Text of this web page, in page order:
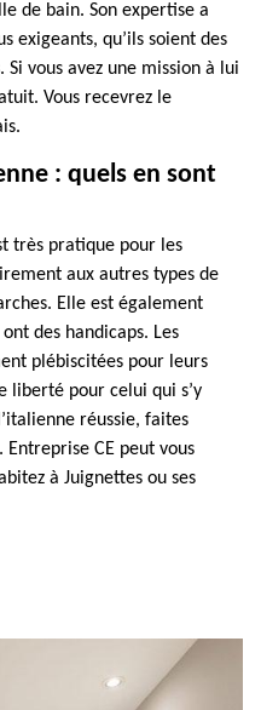
de bain. Son expertise a
exigeants, qu’ils soient des
vous avez une mission à lui
Vous recevrez le
: quels en sont
très pratique pour les
aux autres types de
Elle est également
des handicaps. Les
plébiscitées pour leurs
liberté pour celui qui s’y
réussie, faites
CE peut vous
à Juignettes ou ses